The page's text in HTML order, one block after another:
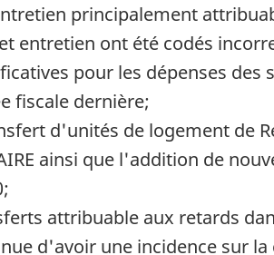
principalement
entretien ont été codés
pour les dépenses des
fiscale dernière;
d'unités de logement de
ainsi que l'addition de
attribuable aux retards
d'avoir une incidence sur la